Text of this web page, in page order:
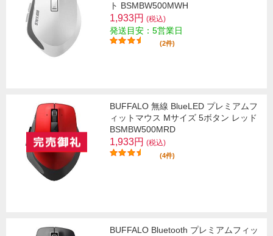
ト BSMBW500MWH
1,933円 (税込)
発送目安：5営業日
(2件)
BUFFALO 無線 BlueLED プレミアムフ
ィットマウス Mサイズ 5ボタン レッド
BSMBW500MRD
1,933円 (税込)
(4件)
BUFFALO Bluetooth プレミアムフィッ